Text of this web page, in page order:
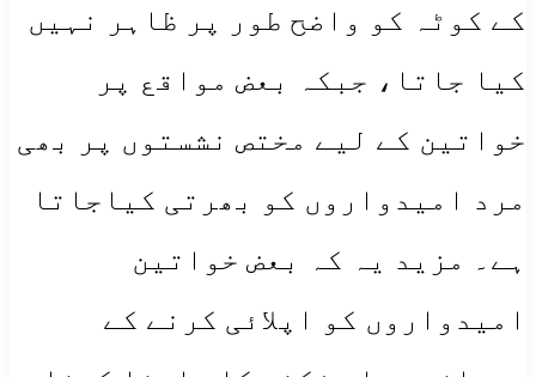
کے کوٹہ کو واضح طور پر ظاہر نہیں
کیا جاتا، جبکہ بعض مواقع پر
خواتین کے لیے مختص نشستوں پر بھی
مرد امیدواروں کو بھرتی کیاجاتا
ہے۔ مزید یہ کہ بعض خواتین
امیدواروں کو اپلائی کرنے کے